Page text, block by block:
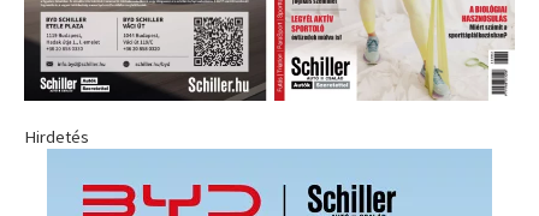
Hirdetés